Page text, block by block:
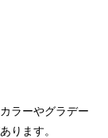
ラーやグラデー
ります。